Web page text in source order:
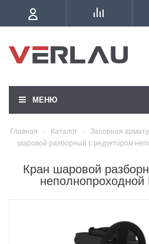
МЕНЮ
Главная - Каталог - Запорная
шаровой разборный с редуктором
Кран шаровой